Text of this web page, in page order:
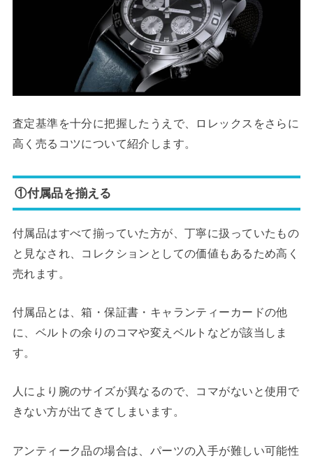
査定基準を十分に把握したうえで、ロレックスをさらに
高く売るコツについて紹介します。
①付属品を揃える
付属品はすべて揃っていた方が、丁寧に扱っていたもの
と見なされ、コレクションとしての価値もあるため高く
売れます。
付属品とは、箱・保証書・キャランティーカードの他
に、ベルトの余りのコマや変えベルトなどが該当しま
す。
人により腕のサイズが異なるので、コマがないと使用で
きない方が出てきてしまいます。
アンティーク品の場合は、パーツの入手が難しい可能性